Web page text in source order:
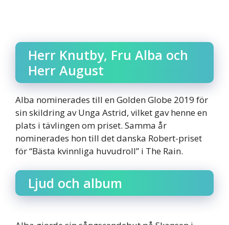
Herr Knutby, Fru Alba och
Herr August
Alba nominerades till en Golden Globe 2019 för
sin skildring av Unga Astrid, vilket gav henne en
plats i tävlingen om priset. Samma år
nominerades hon till det danska Robert-priset
för “Bästa kvinnliga huvudroll” i The Rain.
Ljud och album